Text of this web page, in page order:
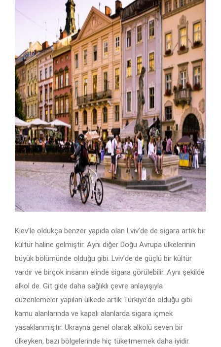
Kiev’le oldukça benzer yapıda olan Lviv’de de sigara artık bir
kültür haline gelmiştir. Aynı diğer Doğu Avrupa ülkelerinin
büyük bölümünde olduğu gibi. Lviv’de de güçlü bir kültür
vardır ve birçok insanın elinde sigara görülebilir. Aynı şekilde
alkol de. Git gide daha sağlıklı çevre anlayışıyla
düzenlemeler yapılan ülkede artık Türkiye’de olduğu gibi
kamu alanlarında ve kapalı alanlarda sigara içmek
yasaklanmıştır. Ukrayna genel olarak alkolü seven bir
ülkeyken, bazı bölgelerinde hiç tüketmemek daha iyidir.